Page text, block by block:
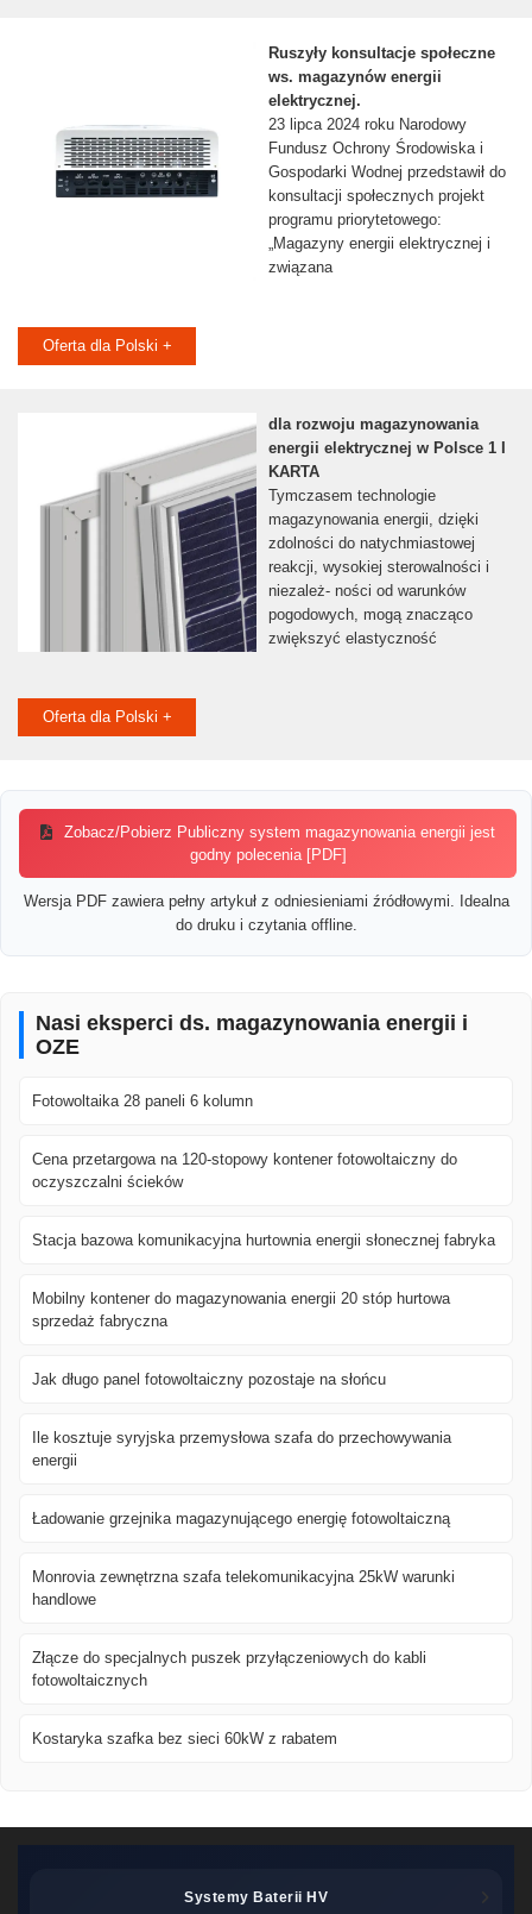
Ruszyły konsultacje społeczne
ws. magazynów energii
elektrycznej.
23 lipca 2024 roku Narodowy
Fundusz Ochrony Środowiska i
Gospodarki Wodnej przedstawił do
konsultacji społecznych projekt
programu priorytetowego:
„Magazyny energii elektrycznej i
związana
Oferta dla Polski +
dla rozwoju magazynowania
energii elektrycznej w Polsce 1 I
KARTA
Tymczasem technologie
magazynowania energii, dzięki
zdolności do natychmiastowej
reakcji, wysokiej sterowalności i
niezależ- ności od warunków
pogodowych, mogą znacząco
zwiększyć elastyczność
Oferta dla Polski +
Zobacz/Pobierz Publiczny system magazynowania energii jest
godny polecenia [PDF]
Wersja PDF zawiera pełny artykuł z odniesieniami źródłowymi. Idealna
do druku i czytania offline.
Nasi eksperci ds. magazynowania energii i
OZE
Fotowoltaika 28 paneli 6 kolumn
Cena przetargowa na 120-stopowy kontener fotowoltaiczny do
oczyszczalni ścieków
Stacja bazowa komunikacyjna hurtownia energii słonecznej fabryka
Mobilny kontener do magazynowania energii 20 stóp hurtowa
sprzedaż fabryczna
Jak długo panel fotowoltaiczny pozostaje na słońcu
Ile kosztuje syryjska przemysłowa szafa do przechowywania
energii
Ładowanie grzejnika magazynującego energię fotowoltaiczną
Monrovia zewnętrzna szafa telekomunikacyjna 25kW warunki
handlowe
Złącze do specjalnych puszek przyłączeniowych do kabli
fotowoltaicznych
Kostaryka szafka bez sieci 60kW z rabatem
Systemy Baterii HV